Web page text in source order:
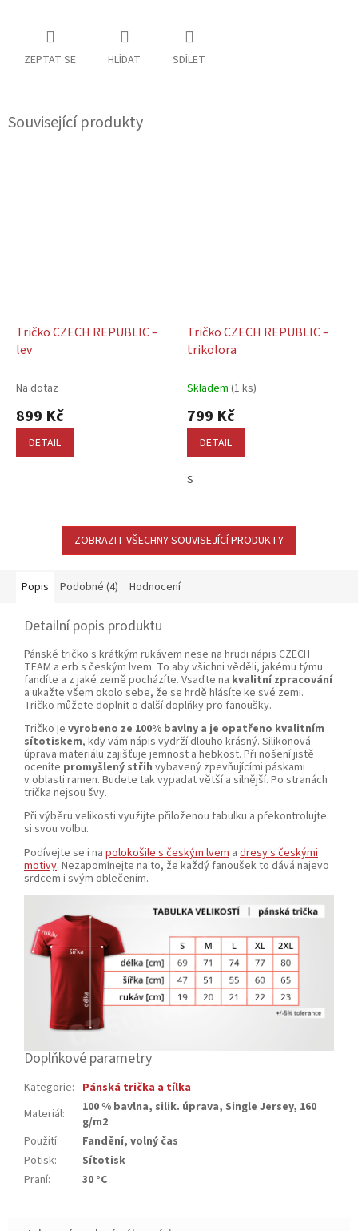
ZEPTAT SE HLÍDAT SDÍLET
Související produkty
Tričko CZECH REPUBLIC –
lev
Na dotaz
899 Kč
DETAIL
Tričko CZECH REPUBLIC –
trikolora
Skladem (1 ks)
799 Kč
DETAIL
S
ZOBRAZIT VŠECHNY SOUVISEJÍCÍ PRODUKTY
Popis Podobné (4) Hodnocení
Detailní popis produktu
Pánské tričko s krátkým rukávem nese na hrudi nápis CZECH
TEAM a erb s českým lvem. To aby všichni věděli, jakému týmu
fandíte a z jaké země pocházíte. Vsaďte na kvalitní zpracování
a ukažte všem okolo sebe, že se hrdě hlásíte ke své zemi.
Tričko můžete doplnit o další doplňky pro fanoušky.
Tričko je vyrobeno ze 100% bavlny a je opatřeno kvalitním
sítotiskem, kdy vám nápis vydrží dlouho krásný. Silikonová
úprava materiálu zajišťuje jemnost a hebkost. Při nošení jistě
oceníte promyšlený střih vybavený zpevňujícími páskami
v oblasti ramen. Budete tak vypadat větší a silnější. Po stranách
trička nejsou švy.
Při výběru velikosti využijte přiloženou tabulku a překontrolujte
si svou volbu.
Podívejte se i na polokošile s českým lvem a dresy s českými
motivy. Nezapomínejte na to, že každý fanoušek to dává najevo
srdcem i svým oblečením.
Doplňkové parametry
Kategorie: Pánská trička a tílka
Materiál:
100 % bavlna, silik. úprava, Single Jersey, 160
g/m2
Použití:
Fandění, volný čas
Potisk:
Sítotisk
Praní: 30 °C